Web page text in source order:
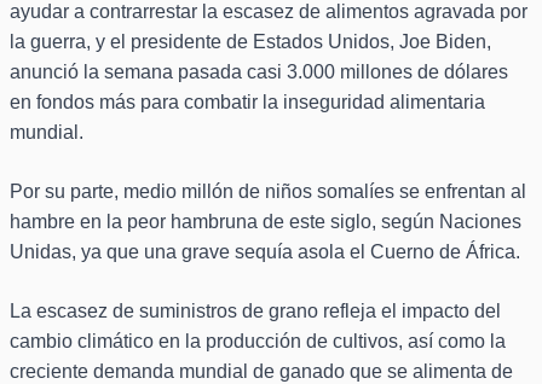
ayudar a contrarrestar la escasez de alimentos agravada por
la guerra, y el presidente de Estados Unidos, Joe Biden,
anunció la semana pasada casi 3.000 millones de dólares
en fondos más para combatir la inseguridad alimentaria
mundial.
Por su parte, medio millón de niños somalíes se enfrentan al
hambre en la peor hambruna de este siglo, según Naciones
Unidas, ya que una grave sequía asola el Cuerno de África.
La escasez de suministros de grano refleja el impacto del
cambio climático en la producción de cultivos, así como la
creciente demanda mundial de ganado que se alimenta de